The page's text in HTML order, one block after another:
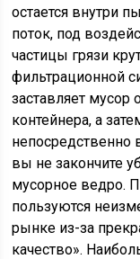
остается внутри
поток, под
частицы грязи
фильтрационной
заставляет мусор
контейнера, а
непосредственно
вы не закончите
мусорное ведро.
пользуются
рынке из-за
качество».